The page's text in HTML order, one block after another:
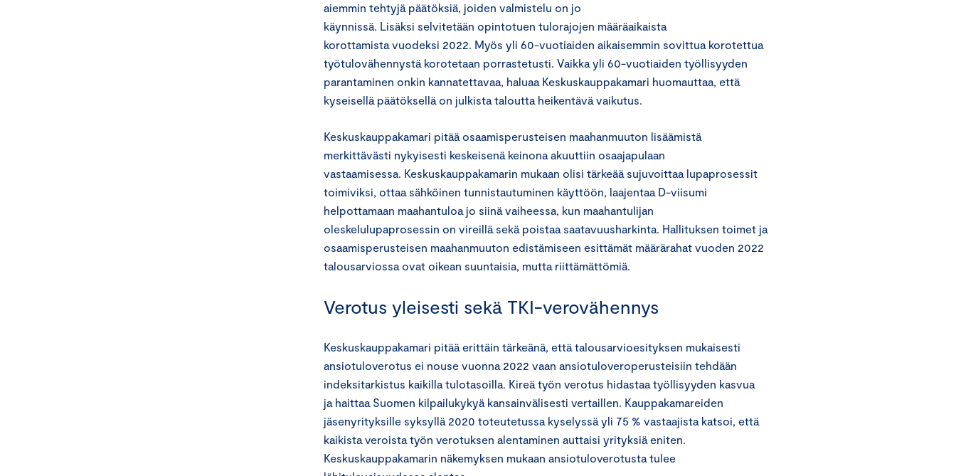
aiemmin tehtyjä päätöksiä, joiden valmistelu on jo
käynnissä. Lisäksi selvitetään opintotuen tulorajojen määräaikaista
korottamista vuodeksi 2022. Myös yli 60-vuotiaiden aikaisemmin sovittua korotettua
työtulovähennystä korotetaan porrastetusti. Vaikka yli 60-vuotiaiden työllisyyden
parantaminen onkin kannatettavaa, haluaa Keskuskauppakamari huomauttaa, että
kyseisellä päätöksellä on julkista taloutta heikentävä vaikutus.
Keskuskauppakamari pitää osaamisperusteisen maahanmuuton lisäämistä
merkittävästi nykyisesti keskeisenä keinona akuuttiin osaajapulaan
vastaamisessa. Keskuskauppakamarin mukaan olisi tärkeää sujuvoittaa lupaprosessit
toimiviksi, ottaa sähköinen tunnistautuminen käyttöön, laajentaa D-viisumi
helpottamaan maahantuloa jo siinä vaiheessa, kun maahantulijan
oleskelulupaprosessin on vireillä sekä poistaa saatavuusharkinta. Hallituksen toimet ja
osaamisperusteisen maahanmuuton edistämiseen esittämät määrärahat vuoden 2022
talousarviossa ovat oikean suuntaisia, mutta riittämättömiä.
Verotus yleisesti sekä TKI-verovähennys
Keskuskauppakamari pitää erittäin tärkeänä, että talousarvioesityksen mukaisesti
ansiotuloverotus ei nouse vuonna 2022 vaan ansiotuloveroperusteisiin tehdään
indeksitarkistus kaikilla tulotasoilla. Kireä työn verotus hidastaa työllisyyden kasvua
ja haittaa Suomen kilpailukykyä kansainvälisesti vertaillen. Kauppakamareiden
jäsenyrityksille syksyllä 2020 toteutetussa kyselyssä yli 75 % vastaajista katsoi, että
kaikista veroista työn verotuksen alentaminen auttaisi yrityksiä eniten.
Keskuskauppakamarin näkemyksen mukaan ansiotuloverotusta tulee